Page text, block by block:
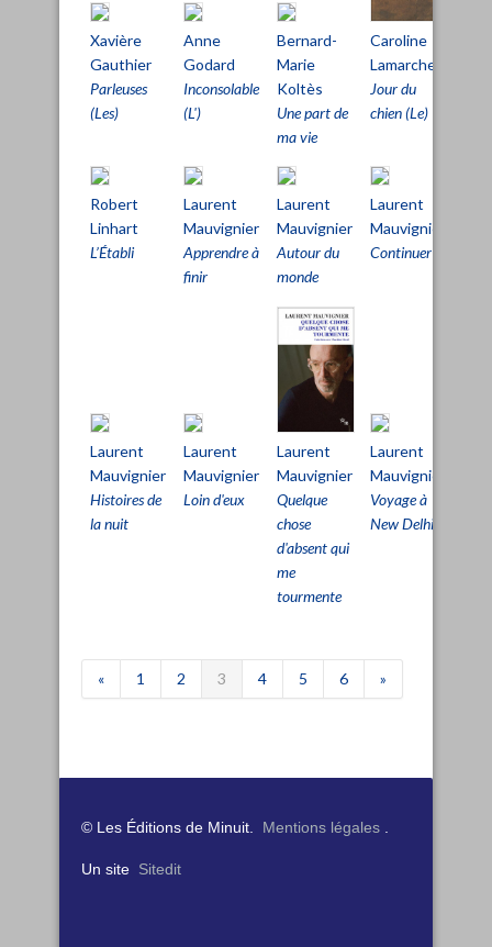
Xavière
Gauthier
Parleuses
(Les)
Anne
Godard
Inconsolable
(L')
Bernard-
Marie
Koltès
Une part de
ma vie
Caroline
Lamarche
Jour du
chien (Le)
Robert
Linhart
L’Établi
Laurent
Mauvignier
Apprendre à
finir
Laurent
Mauvignier
Autour du
monde
Laurent
Mauvignier
Continuer
Laurent
Mauvignier
Histoires de
la nuit
Laurent
Mauvignier
Loin d'eux
Laurent
Mauvignier
Quelque
chose
d'absent qui
me
tourmente
Laurent
Mauvignier
Voyage à
New Delhi
« 1 2 3 4 5 6 »
© Les Éditions de Minuit. Mentions légales
Un site Sitedit